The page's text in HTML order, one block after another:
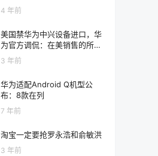
4 年前
美国禁华为中兴设备进口，华
为官方调侃：在美销售的所有
手机享100%折扣
3 年前
华为适配Android Q机型公
布：8款在列
7 年前
淘宝一定要抢罗永浩和俞敏洪
3 年前